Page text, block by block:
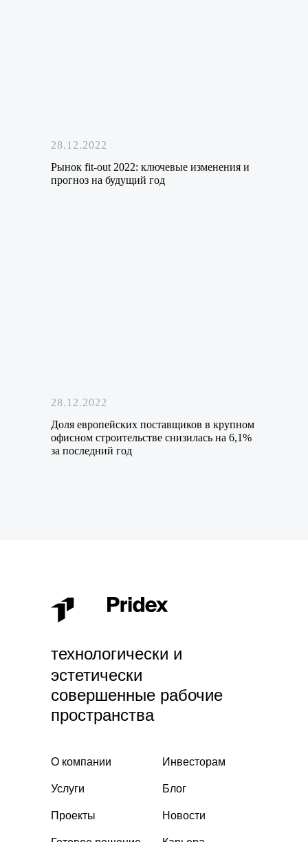
28.12.2022
Рынок fit-out 2022: ключевые изменения и
прогноз на будущий год
28.12.2022
Доля европейских поставщиков в крупном
офисном строительстве снизилась на 6,1%
за последний год
технологически и
эстетически
совершенные рабочие
пространства
О компании
Услуги Блог
Проекты
Инвесторам
Новости